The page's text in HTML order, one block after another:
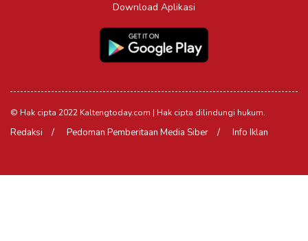
Download Aplikasi
© Hak cipta 2022 Kaltengtoday.com | Hak cipta dilindungi hukum.
Redaksi Pedoman Pemberitaan Media Siber Info Iklan